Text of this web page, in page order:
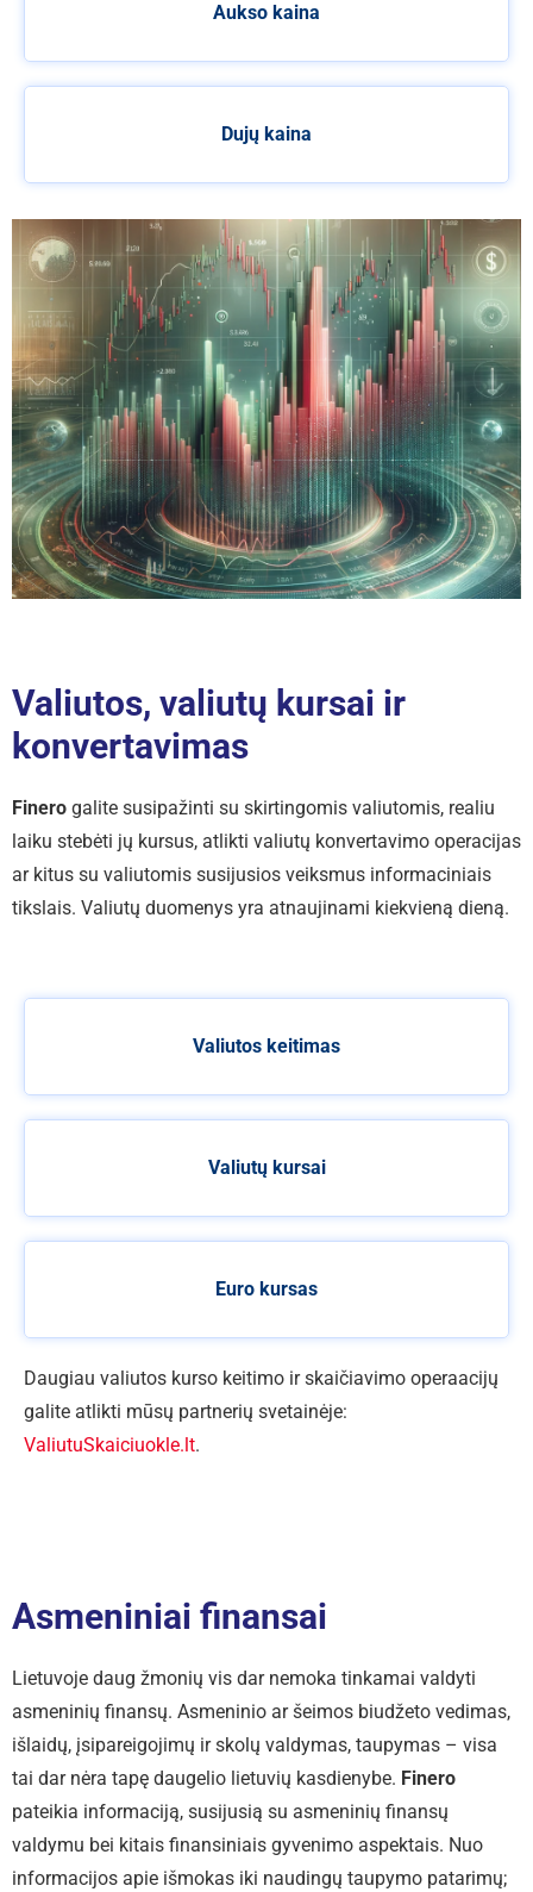
Aukso kaina
Dujų kaina
Valiutos, valiutų kursai ir
konvertavimas
Finero galite susipažinti su skirtingomis valiutomis, realiu
laiku stebėti jų kursus, atlikti valiutų konvertavimo operacijas
ar kitus su valiutomis susijusios veiksmus informaciniais
tikslais. Valiutų duomenys yra atnaujinami kiekvieną dieną.
Valiutos keitimas
Valiutų kursai
Euro kursas
Daugiau valiutos kurso keitimo ir skaičiavimo operaacijų
galite atlikti mūsų partnerių svetainėje:
ValiutuSkaiciuokle.lt.
Asmeniniai finansai
Lietuvoje daug žmonių vis dar nemoka tinkamai valdyti
asmeninių finansų. Asmeninio ar šeimos biudžeto vedimas,
išlaidų, įsipareigojimų ir skolų valdymas, taupymas – visa
tai dar nėra tapę daugelio lietuvių kasdienybe. Finero
pateikia informaciją, susijusią su asmeninių finansų
valdymu bei kitais finansiniais gyvenimo aspektais. Nuo
informacijos apie išmokas iki naudingų taupymo patarimų;